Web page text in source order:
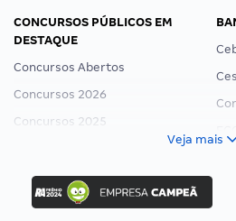
CONCURSOS PÚBLICOS EM
DESTAQUE
Concursos Abertos
Concursos 2026
Concursos 2025
Concurso Ibama
Concurso MPU
Veja mais